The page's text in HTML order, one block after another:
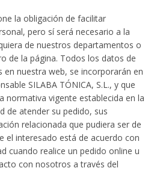
la obligación de facilitar
pero sí será necesario a la
de nuestros departamentos o
de la página. Todos los datos de
nuestra web, se incorporarán en
SILABA TÓNICA, S.L., y que
normativa vigente establecida en la
de atender su pedido, sus
relacionada que pudiera ser de
el interesado está de acuerdo con
cuando realice un pedido online u
con nosotros a través del